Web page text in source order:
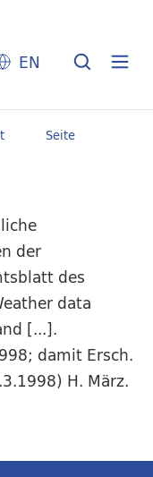
EN
Seite
der
des
data
[...].
damit Ersch.
H. März.